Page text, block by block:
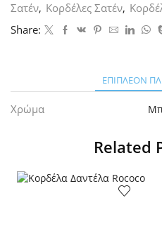
Σατέν, Κορδέλες Σατέν,
Share:
ΕΠΙΠΛΈΟΝ
Χρώμα
Related